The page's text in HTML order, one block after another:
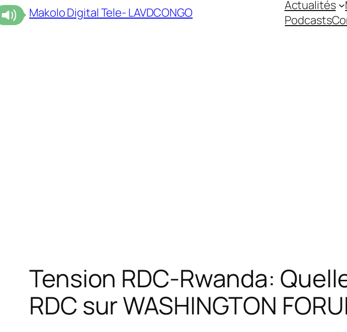
Makolo Digital Tele- LAVDCONGO Actualités
Podcasts
Tension RDC-Rwanda:
RDC sur WASHINGTON